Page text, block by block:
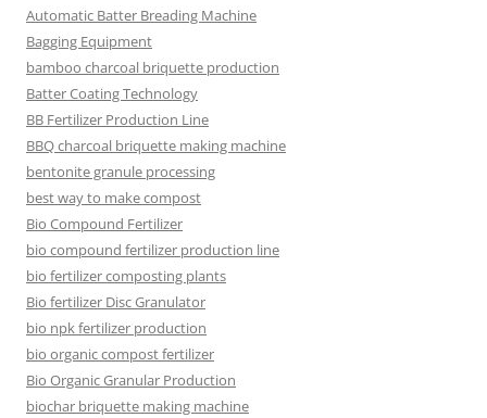
Automatic Batter Breading Machine
Bagging Equipment
bamboo charcoal briquette production
Batter Coating Technology
BB Fertilizer Production Line
BBQ charcoal briquette making machine
bentonite granule processing
best way to make compost
Bio Compound Fertilizer
bio compound fertilizer production line
bio fertilizer composting plants
Bio fertilizer Disc Granulator
bio npk fertilizer production
bio organic compost fertilizer
Bio Organic Granular Production
biochar briquette making machine